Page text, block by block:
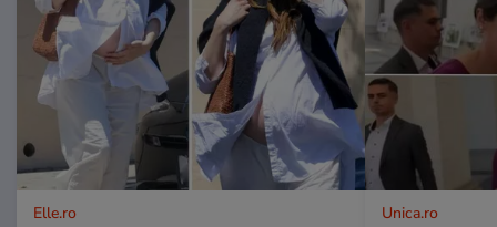
Elle.ro Unica.ro